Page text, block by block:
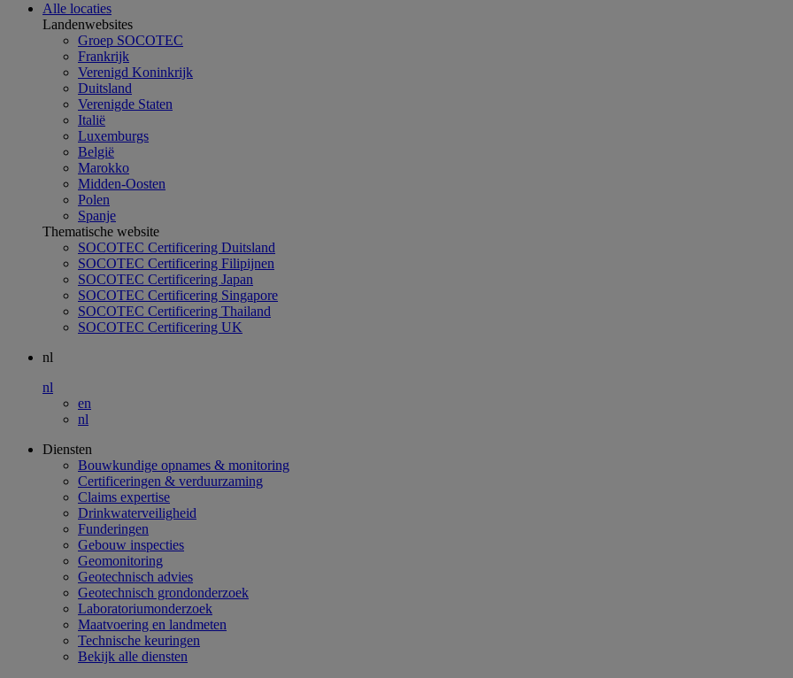
Alle locaties
Landenwebsites
Groep SOCOTEC
Frankrijk
Verenigd Koninkrijk
Duitsland
Verenigde Staten
Italië
Luxemburgs
België
Marokko
Midden-Oosten
Polen
Spanje
Thematische website
SOCOTEC Certificering Duitsland
SOCOTEC Certificering Filipijnen
SOCOTEC Certificering Japan
SOCOTEC Certificering Singapore
SOCOTEC Certificering Thailand
SOCOTEC Certificering UK
nl
nl
en
nl
Diensten
Bouwkundige opnames & monitoring
Certificeringen & verduurzaming
Claims expertise
Drinkwaterveiligheid
Funderingen
Gebouw inspecties
Geomonitoring
Geotechnisch advies
Geotechnisch grondonderzoek
Laboratoriumonderzoek
Maatvoering en landmeten
Technische keuringen
Bekijk alle diensten